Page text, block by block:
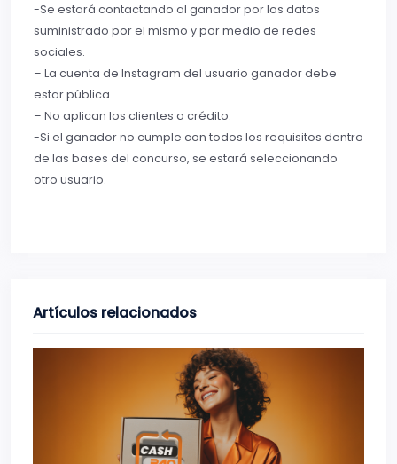
-Se estará contactando al ganador por los datos
suministrado por el mismo y por medio de redes
sociales.
– La cuenta de Instagram del usuario ganador debe
estar pública.
– No aplican los clientes a crédito.
-Si el ganador no cumple con todos los requisitos dentro
de las bases del concurso, se estará seleccionando
otro usuario.
Artículos relacionados